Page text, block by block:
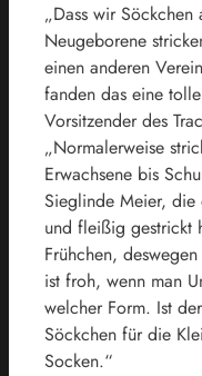
„Dass wir
Neugeborene
einen anderen
fanden das eine
Vorsitzender des
„Normalerweise
Erwachsene bis
Sieglinde Meier, die
und fleißig gestrickt
Frühchen,
ist froh, wenn man
welcher Form. Ist
Söckchen für die
Socken.“